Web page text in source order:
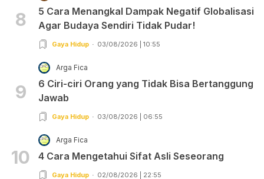
8
5 Cara Menangkal Dampak Negatif Globalisasi
Agar Budaya Sendiri Tidak Pudar!
Gaya Hidup 03/08/2026 | 10:55
9
Arga Fica
6 Ciri-ciri Orang yang Tidak Bisa Bertanggung
Jawab
Gaya Hidup 03/08/2026 | 06:55
10
Arga Fica
4 Cara Mengetahui Sifat Asli Seseorang
Gaya Hidup 02/08/2026 | 22:55